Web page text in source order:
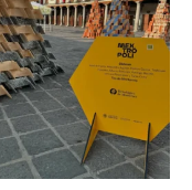
@mextropoli, el...
2 0